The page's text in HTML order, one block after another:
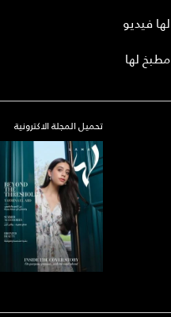
لها فيديو
مطبخ لها
تحميل المجلة الاكترونية